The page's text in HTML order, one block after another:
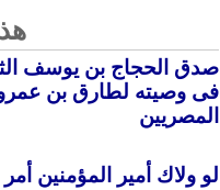
صدق الحجاج بن يوسف
فى وصيته لطارق بن
المصريين
لو ولاك أمير المؤمنين